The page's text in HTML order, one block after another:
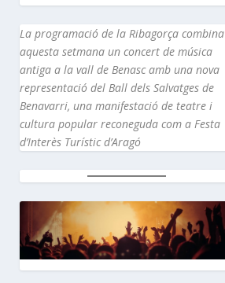
La programació de la Ribagorça combina
aquesta setmana un concert de música
antiga a la vall de Benasc amb una nova
representació del Ball dels Salvatges de
Benavarri, una manifestació de teatre i
cultura popular reconeguda com a Festa
d’Interès Turístic d’Aragó